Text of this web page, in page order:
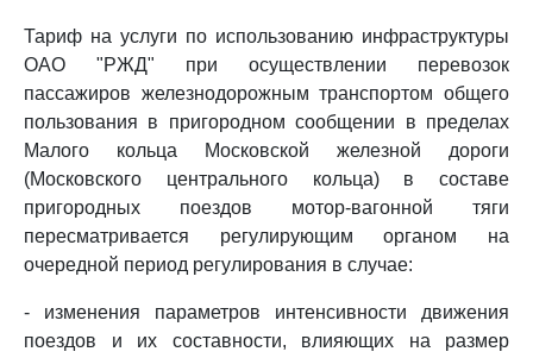
Тариф на услуги по использованию инфраструктуры
ОАО "РЖД" при осуществлении перевозок
пассажиров железнодорожным транспортом общего
пользования в пригородном сообщении в пределах
Малого кольца Московской железной дороги
(Московского центрального кольца) в составе
пригородных поездов мотор-вагонной тяги
пересматривается регулирующим органом на
очередной период регулирования в случае:
- изменения параметров интенсивности движения
поездов и их составности, влияющих на размер